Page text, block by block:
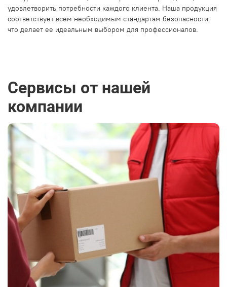
удовлетворить потребности каждого клиента. Наша продукция
соответствует всем необходимым стандартам безопасности,
что делает ее идеальным выбором для профессионалов.
Сервисы от нашей
компании